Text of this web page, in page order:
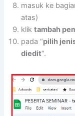
masuk ke
atas)
kliktambah
pada “pilih
diedit“.